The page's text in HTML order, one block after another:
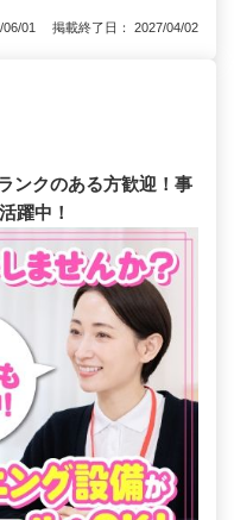
06/01 掲載終了日： 2027/04/02
ンクのある方歓迎！事
躍中！